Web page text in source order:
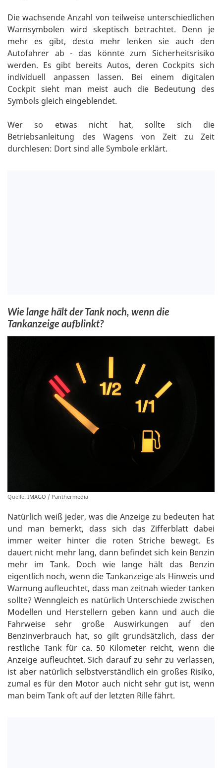
Die wachsende Anzahl von teilweise unterschiedlichen
Warnsymbolen wird skeptisch betrachtet. Denn je
mehr es gibt, desto mehr lenken sie auch den
Autofahrer ab - das könnte zum Sicherheitsrisiko
werden. Es gibt bereits Autos, deren Cockpits sich
individuell anpassen lassen. Bei einem digitalen
Cockpit sieht man meist auch die Bedeutung des
Symbols gleich eingeblendet.
Wer so etwas nicht hat, sollte sich die
Betriebsanleitung des Wagens von Zeit zu Zeit
durchlesen: Dort sind alle Symbole erklärt.
Wie lange hält der Tank noch, wenn die
Tankanzeige aufblinkt?
Quelle: IMAGO / Panthermedia
Natürlich weiß jeder, was die Anzeige zu bedeuten hat
und man bemerkt, dass sich das Zifferblatt dabei
immer weiter hinter die roten Striche bewegt. Es
dauert nicht mehr lang, dann befindet sich kein Benzin
mehr im Tank. Doch wie lange hält das Benzin
eigentlich noch, wenn die Tankanzeige als Hinweis und
Warnung aufleuchtet, dass man zeitnah wieder tanken
sollte? Wenngleich es natürlich Unterschiede zwischen
Modellen und Herstellern geben kann und auch die
Fahrweise sehr große Auswirkungen auf den
Benzinverbrauch hat, so gilt grundsätzlich, dass der
restliche Tank für ca. 50 Kilometer reicht, wenn die
Anzeige aufleuchtet. Sich darauf zu sehr zu verlassen,
ist aber natürlich selbstverständlich ein großes Risiko,
zumal es für den Motor auch nicht sehr gut ist, wenn
man beim Tank oft auf der letzten Rille fährt.